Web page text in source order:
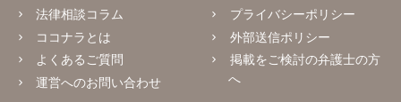
法律相談コラム
ココナラとは
よくあるご質問
運営へのお問い合わせ
プライバシーポリシー
外部送信ポリシー
掲載をご検討の弁護士の方
へ